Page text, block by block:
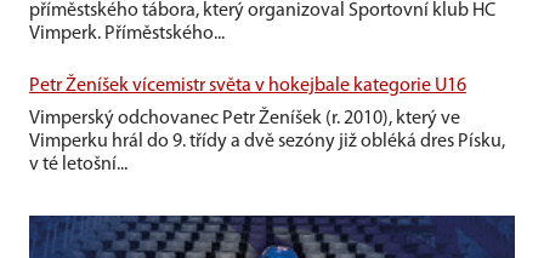
příměstského tábora, který organizoval Sportovní klub HC
Vimperk. Příměstského...
Petr Ženíšek vícemistr světa v hokejbale kategorie U16
Vimperský odchovanec Petr Ženíšek (r. 2010), který ve
Vimperku hrál do 9. třídy a dvě sezóny již obléká dres Písku,
v té letošní...